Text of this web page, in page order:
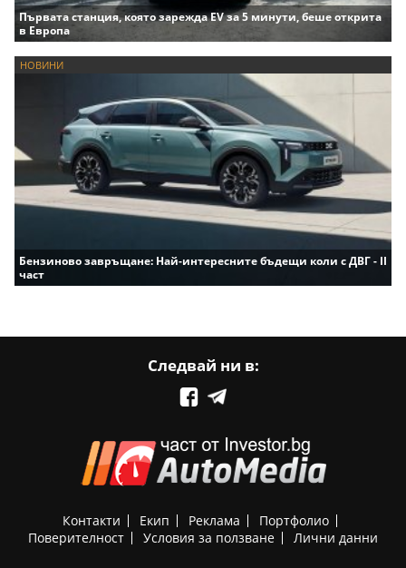
Първата станция, която зарежда EV за 5 минути, беше открита
в Европа
НОВИНИ
Бензиново завръщане: Най-интересните бъдещи коли с ДВГ - II
част
Следвай ни в:
Контакти Екип Реклама
Портфолио
Поверителност
Условия за ползване Лични данни